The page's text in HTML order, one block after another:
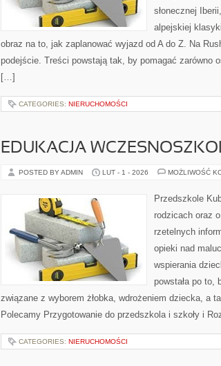
słonecznej
alpejskiej
obraz na to, jak zaplanować wyjazd od A do Z. Na
podejście. Treści powstają tak, by pomagać zarówno
[…]
CATEGORIES: NIERUCHOMOŚCI
EDUKACJA
POSTED BY ADMIN LUT - 1 - 2026 MOŻLIWOŚĆ
Przedszkole
rodzicach oraz
rzetelnych
opieki nad
wspierania
powstała po to,
związane z wyborem żłobka, wdrożeniem dziecka, a
Polecamy Przygotowanie do przedszkola i szkoły i
CATEGORIES: NIERUCHOMOŚCI